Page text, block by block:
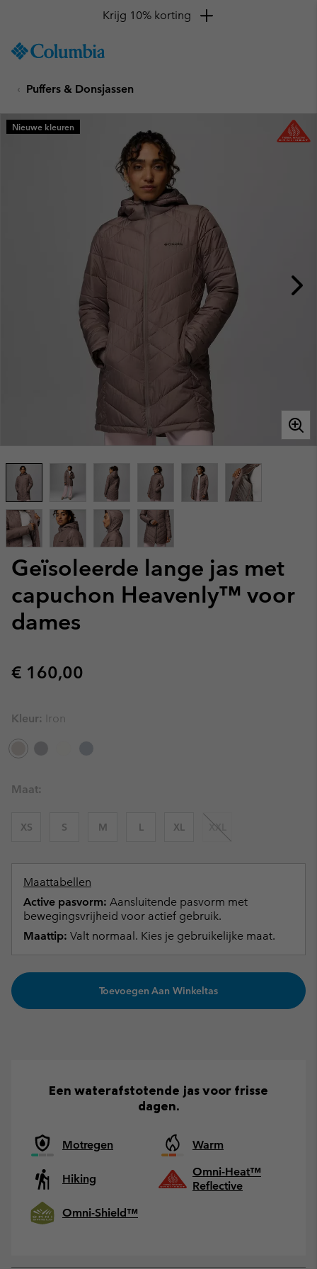
TO
SKIP
MAIN
NAV
Krijg 10% korting
Puffers & Donsjassen
Geïsoleerde lange jas met
capuchon Heavenly™ voor
dames
Regular price:
€ 160,00
Nieuwe kleuren
Kleur: Iron
Maat:
XS S M L XL XXL
Maattabellen
Active pasvorm: Aansluitende pasvorm met
bewegingsvrijheid voor actief gebruik.
Maattip: Valt normaal. Kies je gebruikelijke maat.
Toevoegen Aan Winkeltas
Een waterafstotende jas voor frisse
dagen.
Motregen Warm
Hiking
Omni-Heat™
Reflective
Omni-Shield™